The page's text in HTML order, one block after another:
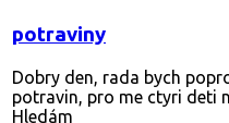
potraviny
Dobry den, rada bych
potravin, pro me ctyri deti
Hledám